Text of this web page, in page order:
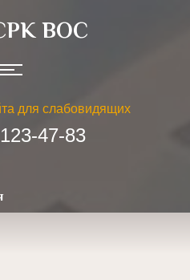
ВOC
для слабовидящих
47-83